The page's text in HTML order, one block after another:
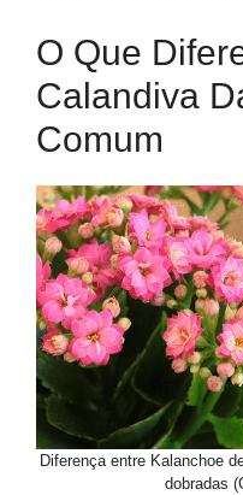
O Que
Calandiva
Comum
Diferença entre Kalanchoe
dobradas